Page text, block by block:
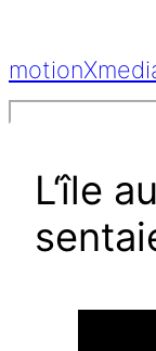
contenu
L‘île